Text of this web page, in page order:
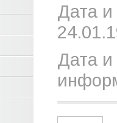
Дата
Дата и